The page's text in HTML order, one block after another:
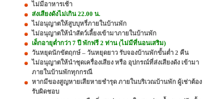
ไม่มีอาหารเช้า
ส่งเสียงดังไม่เกิน 22.00 น.
ไม่อนุญาตให้สูบบุหรี่ภายในบ้านพัก
ไม่อนุญาตให้นำสัตว์เลี้ยงเข้ามาภายในบ้านพัก
เด็กอายุต่ำกว่า 7 ปี พักฟรี 2 ท่าน (ไม่มีที่นอนเสริม)
วันหยุดนักขัตฤกษ์ – วันหยุดยาว รับจองบ้านพักขั้นต่ำ 2 คืน
ไม่อนุญาตให้นำชุดเครื่องเสียง หรือ อุปกรณ์ที่ส่งเสียงดัง เข้ามา
ภายในบ้านพักทุกกรณี
หากมีของสูญหายเสียหายชำรุด ภายในบริเวณบ้านพัก ผู้เช่าต้อง
รับผิดชอบ